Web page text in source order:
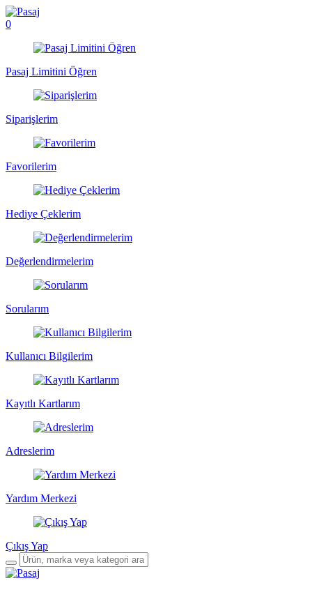
0
Pasaj Limitini Öğren
Siparişlerim
Favorilerim
Hediye Çeklerim
Değerlendirmelerim
Sorularım
Kullanıcı Bilgilerim
Kayıtlı Kartlarım
Adreslerim
Yardım Merkezi
Çıkış Yap